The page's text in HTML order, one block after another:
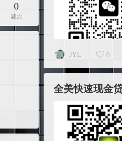
0
魅力
JYL 0
全美快速现金